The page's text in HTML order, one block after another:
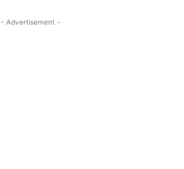
- Advertisement -